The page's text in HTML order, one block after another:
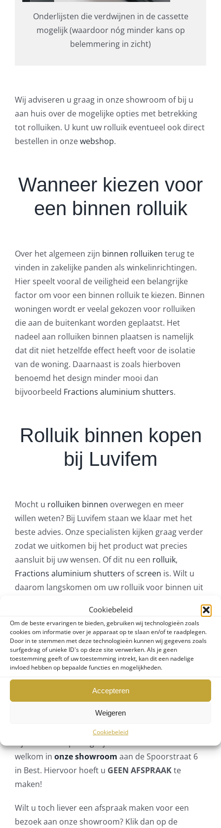
Cookiebeleid
Om de beste ervaringen te bieden, gebruiken wij technologieën zoals
cookies om informatie over je apparaat op te slaan en/of te raadplegen.
Door in te stemmen met deze technologieën kunnen wij gegevens zoals
surfgedrag of unieke ID's op deze site verwerken. Als je geen
toestemming geeft of uw toestemming intrekt, kan dit een nadelige
invloed hebben op bepaalde functies en mogelijkheden.
Accepteren
Weigeren
Cookiebeleid
Onderlijsten die verdwijnen in de cassette
mogelijk (waardoor nóg minder kans op
belemmering in zicht)
Wij adviseren u graag in onze showroom of bij u
aan huis over de mogelijke opties met betrekking
tot rolluiken. U kunt uw rolluik eventueel ook direct
bestellen in onzewebshop.
Wanneer kiezen voor
een binnen rolluik
Over het algemeen zijn binnen rolluiken terug te
vinden in zakelijke panden als winkelinrichtingen.
Hier speelt vooral de veiligheid een belangrijke
factor om voor een binnen rolluik te kiezen. Binnen
woningen wordt er veelal gekozen voor rolluiken
die aan de buitenkant worden geplaatst. Het
nadeel aan rolluiken binnen plaatsen is namelijk
dat dit niet hetzelfde effect heeft voor de isolatie
van de woning. Daarnaast is zoals hierboven
benoemd het design minder mooi dan
bijvoorbeeld Fractions aluminium shutters.
Rolluik binnen kopen
bij Luvifem
Mocht u rolluiken binnen overwegen en meer
willen weten? Bij Luvifem staan we klaar met het
beste advies. Onze specialisten kijken graag verder
zodat we uitkomen bij het product wat precies
aansluit bij uw wensen. Of dit nu een rolluik,
Fractions aluminium shutters ofscreen is. Wilt u
daarom langskomen om uw rolluik voor binnen uit
helpen u graag verder.
Adviesgesprek
showroom
welkom in onze showroom aan de Spoorstraat 6
in Best. Hiervoor hoeft u GEEN AFSPRAAKte
maken!
Wilt u toch liever een afspraak maken voor een
bezoek aan onze showroom? Klik dan op de